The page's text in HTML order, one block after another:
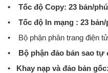
• Tốc độ Copy: 23 bản/
• Tốc độ In mạng : 23 bản/
• Bộ phận phân trang điện
• Bộ phận đảo bản sao tự
• Khay nạp và đảo bản